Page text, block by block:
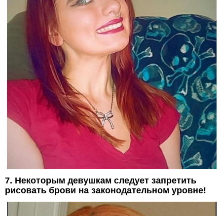
7. Некоторым девушкам следует запретить
рисовать брови на законодательном уровне!